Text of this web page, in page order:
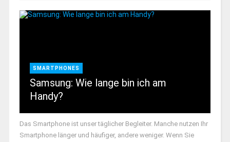
SMARTPHONES
Samsung: Wie lange bin ich am
Handy?
Das Smartphone ist unser täglicher Begleiter. Manche nutzen Ihr
Smartphone länger und häufiger, andere weniger. Wenn Sie